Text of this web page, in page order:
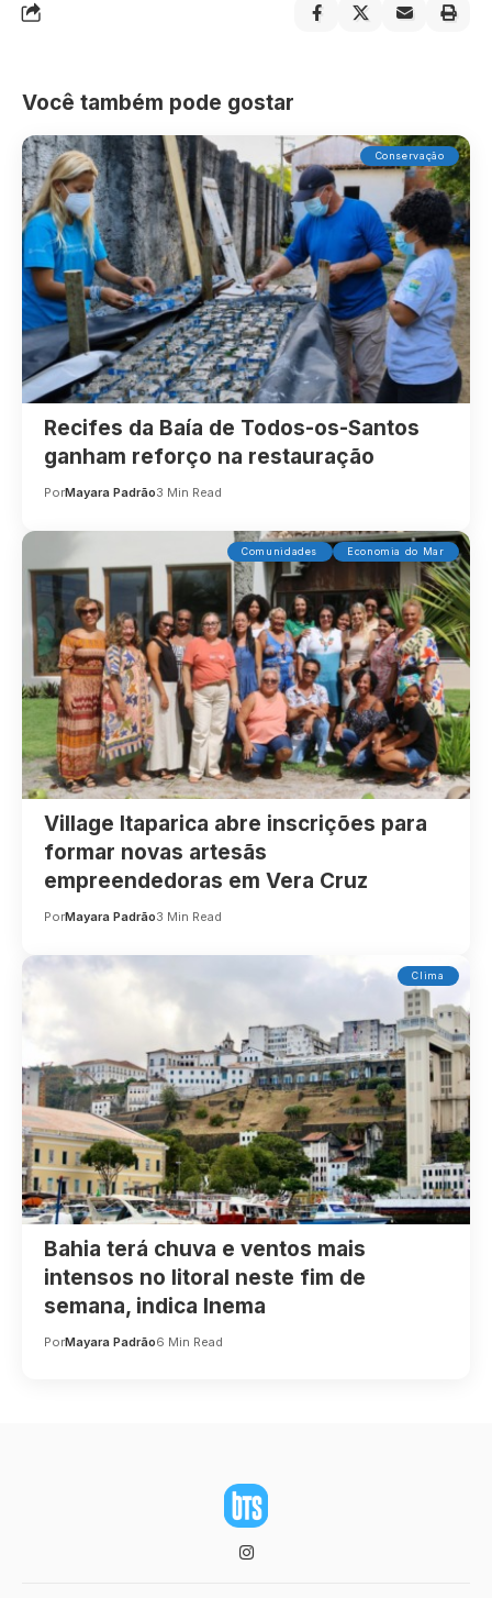
Você também pode gostar
Conservação
Recifes da Baía de Todos-os-Santos
ganham reforço na restauração
PorMayara Padrão3 Min Read
Comunidades Economia do Mar
Village Itaparica abre inscrições para
formar novas artesãs
empreendedoras em Vera Cruz
PorMayara Padrão3 Min Read
Clima
Bahia terá chuva e ventos mais
intensos no litoral neste fim de
semana, indica Inema
PorMayara Padrão6 Min Read